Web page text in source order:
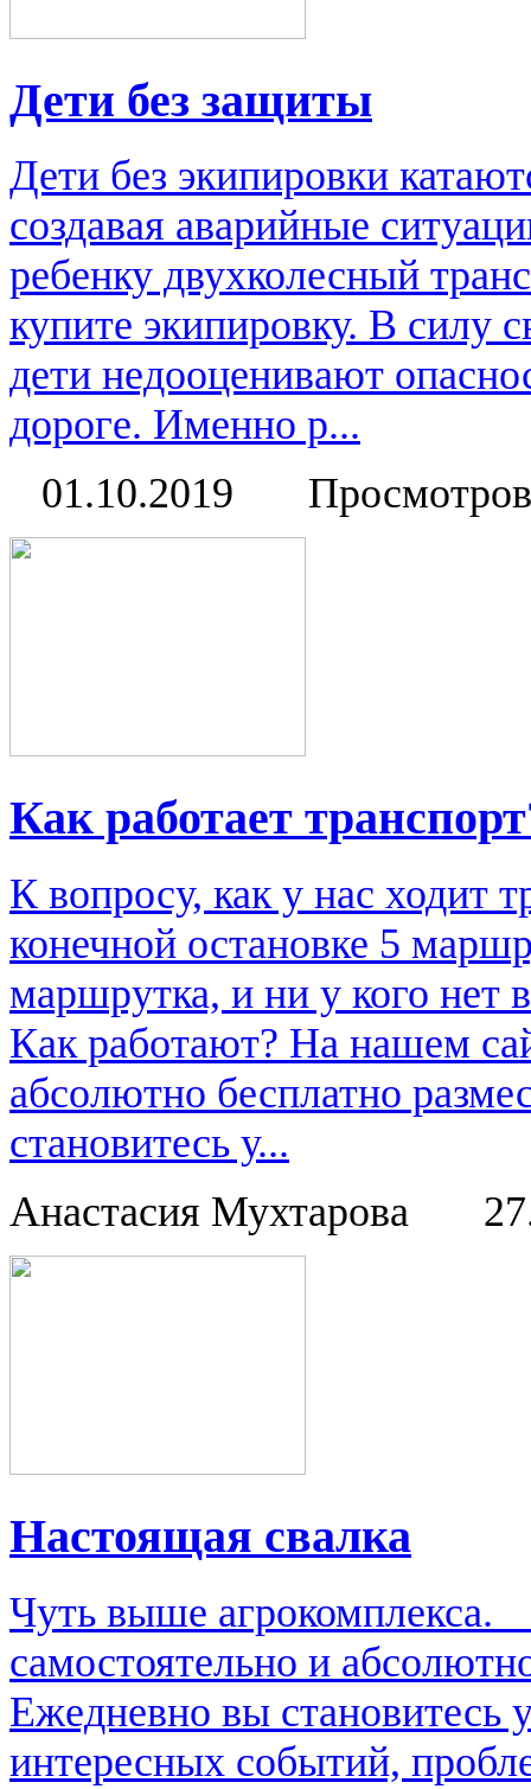
Дети без защиты
Дети без экипировки
создавая аварийные
ребенку двухколесный
купите экипировку. В силу
дети недооценивают
дороге. Именно р...
01.10.2019
Как работает
К вопросу, как у нас ходит
конечной остановке 5
маршрутка, и ни у кого нет
Как работают? На нашем
абсолютно бесплатно
становитесь у...
Анастасия Мухтарова
Настоящая свалка
Чуть выше
самостоятельно и
Ежедневно вы становитесь
интересных событий,